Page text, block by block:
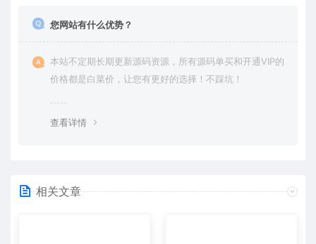
您网站有什么优势？
本站不定期长期更新源码资源，所有源码单买和开通VIP的
价格都是白菜价，让您有更好的选择！不踩坑！
查看详情
相关文章